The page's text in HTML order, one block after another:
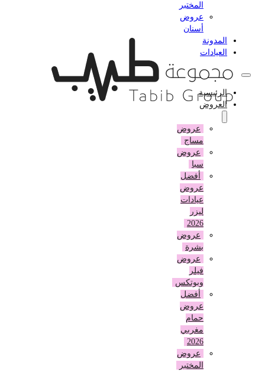
المختبر
عروض
أسنان
المدونة
العيادات
الرئيسية
العروض
عروض
مساج
عروض
أفضل
عروض
عيادات
2026
عروض
بشرة
عروض
وبوتكس
أفضل
عروض
حمام
مغربي
2026
عروض
المختبر